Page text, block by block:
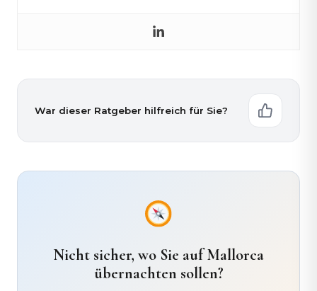
War dieser Ratgeber hilfreich für Sie?
Nicht sicher, wo Sie auf Mallorca
übernachten sollen?